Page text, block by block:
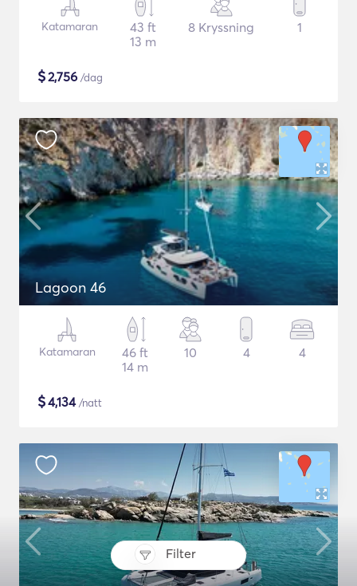
Filter
Katamaran
43 ft
13 m
8 Kryssning 1
$2,756 /dag
Lagoon 46
Katamaran
46 ft
14 m
10 4 4
$4,134/natt